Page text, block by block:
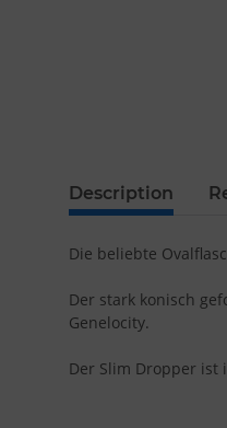
Description
Die beliebte
Der stark konisch
Genelocity.
Der Slim Dropper ist